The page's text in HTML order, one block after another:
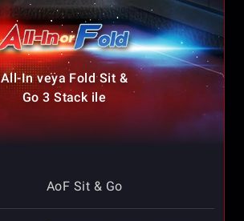
All-In veya Fold Sit &
Go 3 Stack ile
AoF Sit & Go